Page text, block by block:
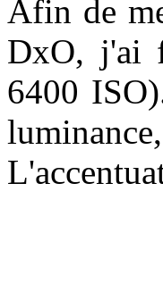
Afin de
DxO, j'ai
6400